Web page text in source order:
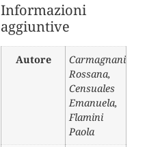
Informazioni
aggiuntive
Autore
Carmagnani
Rossana,
Censuales
Emanuela,
Flamini
Paola